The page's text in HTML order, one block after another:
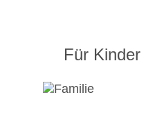
Für Kinder